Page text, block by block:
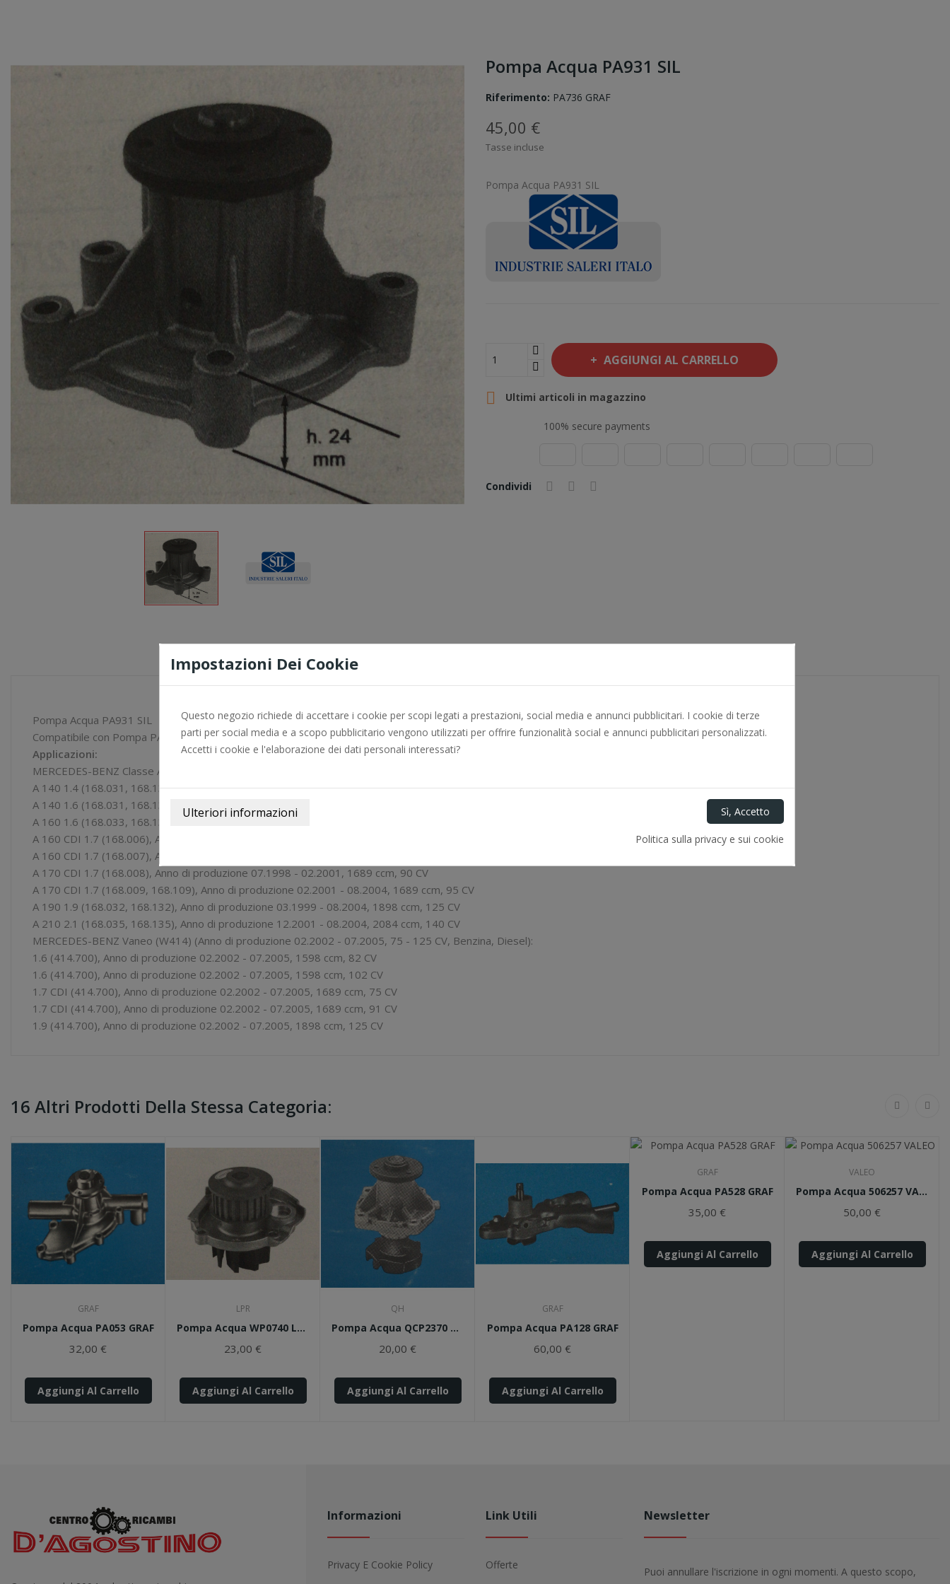
Pompa Acqua PA931 SIL
Riferimento: PA736 GRAF
45,00 €
Tasse incluse
Pompa Acqua PA931 SIL
AGGIUNGI AL CARRELLO
 Ultimi articoli in magazzino
100% secure payments
Condividi
DESCRIZIONE
Pompa Acqua PA931 SIL
Compatibile con Pompa PA736 GRAF
Applicazioni:
MERCEDES-BENZ Classe A (W168) (Anno di produzione 07.1997 - 08.2004, 60 - 140 CV, Benzina, Diesel):
A 140 1.4 (168.031, 168.131), Anno di produzione 07.1997 - 08.2004, 1397 ccm, 82 CV
A 140 1.6 (168.031, 168.131), Anno di produzione 01.2001 - 08.2004, 1598 ccm, 82 CV
A 160 1.6 (168.033, 168.133), Anno di produzione 07.1997 - 08.2004, 1598 ccm, 102 CV
A 160 CDI 1.7 (168.006), Anno di produzione 02.2001 - 08.2004, 1689 ccm, 75 CV
A 160 CDI 1.7 (168.007), Anno di produzione 07.1998 - 02.2001, 1689 ccm, 60 CV
A 170 CDI 1.7 (168.008), Anno di produzione 07.1998 - 02.2001, 1689 ccm, 90 CV
A 170 CDI 1.7 (168.009, 168.109), Anno di produzione 02.2001 - 08.2004, 1689 ccm, 95 CV
A 190 1.9 (168.032, 168.132), Anno di produzione 03.1999 - 08.2004, 1898 ccm, 125 CV
A 210 2.1 (168.035, 168.135), Anno di produzione 12.2001 - 08.2004, 2084 ccm, 140 CV
MERCEDES-BENZ Vaneo (W414) (Anno di produzione 02.2002 - 07.2005, 75 - 125 CV, Benzina, Diesel):
1.6 (414.700), Anno di produzione 02.2002 - 07.2005, 1598 ccm, 82 CV
1.6 (414.700), Anno di produzione 02.2002 - 07.2005, 1598 ccm, 102 CV
1.7 CDI (414.700), Anno di produzione 02.2002 - 07.2005, 1689 ccm, 75 CV
1.7 CDI (414.700), Anno di produzione 02.2002 - 07.2005, 1689 ccm, 91 CV
1.9 (414.700), Anno di produzione 02.2002 - 07.2005, 1898 ccm, 125 CV
16 Altri Prodotti Della Stessa Categoria:
GRAF
Pompa Acqua PA053 GRAF
32,00 €
Aggiungi Al Carrello
LPR
Pompa Acqua WP0740 LPR
23,00 €
Aggiungi Al Carrello
QH
Pompa Acqua QCP2370 QH
20,00 €
Aggiungi Al Carrello
GRAF
Pompa Acqua PA128 GRAF
60,00 €
Aggiungi Al Carrello
GRAF
Pompa Acqua PA528 GRAF
35,00 €
Aggiungi Al Carrello
VALEO
Pompa Acqua 506257 VALEO
50,00 €
Aggiungi Al Carrello
Informazioni
Privacy E Cookie Policy
Link Utili
Offerte
Newsletter
Puoi annullare l'iscrizione in ogni momenti. A questo scopo,
Impostazioni Dei Cookie
Questo negozio richiede di accettare i cookie per scopi legati a prestazioni, social media e annunci pubblicitari. I cookie di terze
parti per social media e a scopo pubblicitario vengono utilizzati per offrire funzionalità social e annunci pubblicitari personalizzati.
Accetti i cookie e l'elaborazione dei dati personali interessati?
Politica sulla privacy e sui cookie